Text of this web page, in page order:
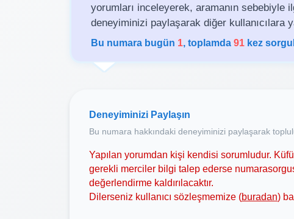
yorumları inceleyerek, aramanın
deneyiminizi paylaşarak diğer kullanıcılara
Bu numara bugün 1 , toplamda 91 kez
Deneyiminizi Paylaşın
Bu numara hakkındaki deneyiminizi paylaşarak
Yapılan yorumdan kişi kendisi sorumludur.
gerekli merciler bilgi talep ederse
değerlendirme kaldırılacaktır.
Dilerseniz kullanıcı sözleşmemize (buradan)